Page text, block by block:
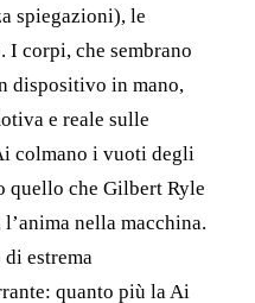
spiegazioni), le
I corpi, che sembrano
dispositivo in mano,
e reale sulle
colmano i vuoti degli
quello che Gilbert Ryle
nella macchina.
di estrema
quanto più la Ai